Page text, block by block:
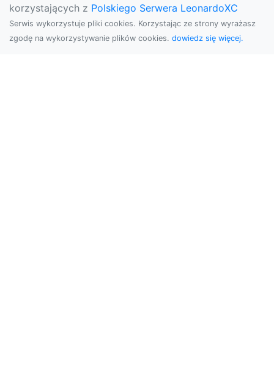
korzystających z Polskiego Serwera LeonardoXC
Serwis wykorzystuje pliki cookies. Korzystając ze strony wyrażasz
zgodę na wykorzystywanie plików cookies. dowiedz się więcej.